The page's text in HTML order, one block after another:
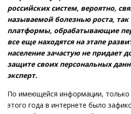
российских систем, вероятно,
называемой болезнью роста, так
платформы, обрабатывающие
все еще находятся на этапе
население зачастую не придает
защите своих персональных
эксперт.
По имеющейся информации, только
этого года в интернете было